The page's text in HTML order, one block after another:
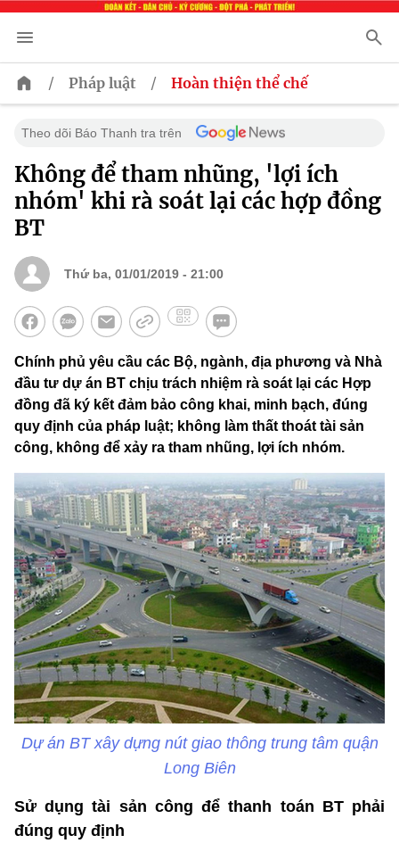
/ Pháp luật / Hoàn thiện thể chế
Theo dõi Báo Thanh tra trên
Không để tham nhũng, 'lợi ích
nhóm' khi rà soát lại các hợp đồng
BT
Thứ ba, 01/01/2019 - 21:00
Chính phủ yêu cầu các Bộ, ngành, địa phương và Nhà
đầu tư dự án BT chịu trách nhiệm rà soát lại các Hợp
đồng đã ký kết đảm bảo công khai, minh bạch, đúng
quy định của pháp luật; không làm thất thoát tài sản
công, không để xảy ra tham nhũng, lợi ích nhóm.
Dự án BT xây dựng nút giao thông trung tâm quận
Long Biên
Sử dụng tài sản công để thanh toán BT phải
đúng quy định